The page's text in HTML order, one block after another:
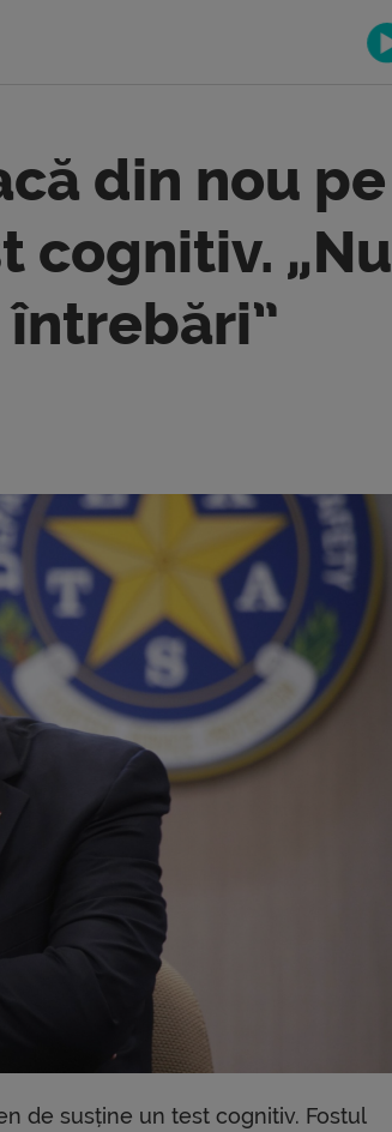
din nou pe
cognitiv. „Nu
de susține un test cognitiv. Fostul